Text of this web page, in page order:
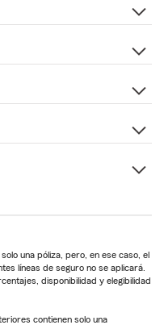
una póliza, pero, en ese caso, el
líneas de seguro no se aplicará.
disponibilidad y elegibilidad
contienen solo una